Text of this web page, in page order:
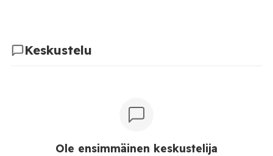
Keskustelu
Ole ensimmäinen keskustelija